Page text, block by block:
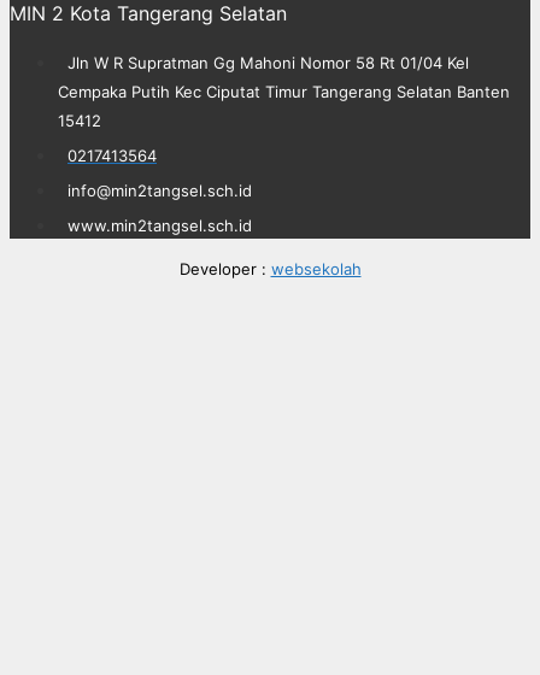
MIN 2 Kota Tangerang Selatan
Jln W R Supratman Gg Mahoni Nomor 58 Rt 01/04 Kel
Cempaka Putih Kec Ciputat Timur Tangerang Selatan Banten
15412
0217413564
info@min2tangsel.sch.id
www.min2tangsel.sch.id
Developer : websekolah